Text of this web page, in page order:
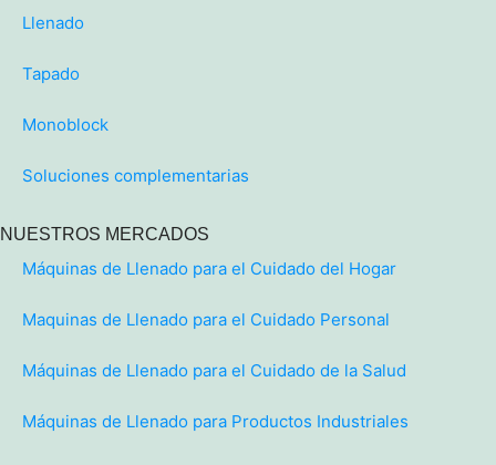
Llenado
Tapado
Monoblock
Soluciones complementarias
NUESTROS MERCADOS
Máquinas de Llenado para el Cuidado del Hogar
Maquinas de Llenado para el Cuidado Personal
Máquinas de Llenado para el Cuidado de la Salud
Máquinas de Llenado para Productos Industriales